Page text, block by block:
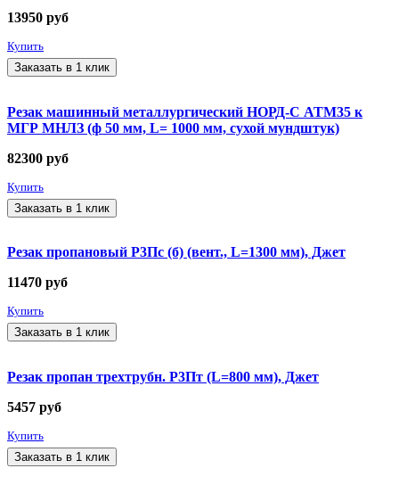
13950 руб
Купить
Заказать в 1 клик
Резак машинный металлургический НОРД-С АТМ35 к
МГР МНЛЗ (ф 50 мм, L= 1000 мм, сухой мундштук)
82300 руб
Купить
Заказать в 1 клик
Резак пропановый Р3Пс (б) (вент., L=1300 мм), Джет
11470 руб
Купить
Заказать в 1 клик
Резак пропан трехтрубн. Р3Пт (L=800 мм), Джет
5457 руб
Купить
Заказать в 1 клик